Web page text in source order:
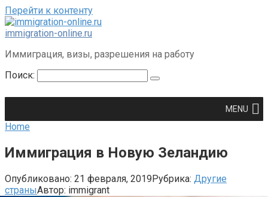
Перейти к контенту
immigration-online.ru
Иммиграция, визы, разрешения на работу
Поиск:
MENU
Home
Иммиграция в Новую Зеландию
Опубликовано: 21 февраля, 2019Рубрика: Другие
страныАвтор: immigrant